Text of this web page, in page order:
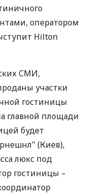
оператором
Hilton
СМИ,
участки
гостиницы
главной площади
будет
(Киев),
люкс под
гостиницы –